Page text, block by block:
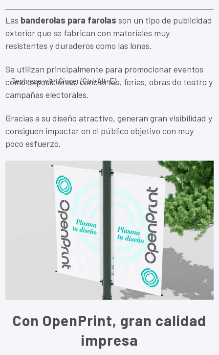
Las banderolas para farolas son un tipo de publicidad
exterior que se fabrican con materiales muy
resistentes y duraderos como las lonas.
Se utilizan principalmente para promocionar eventos
como exposiciones, conciertos, ferias, obras de teatro y
campañas electorales.
Gracias a su diseño atractivo, generan gran visibilidad y
consiguen impactar en el público objetivo con muy
poco esfuerzo.
Con OpenPrint, gran calidad
impresa
Rephrase with Ginger (Ctrl+Alt+E)